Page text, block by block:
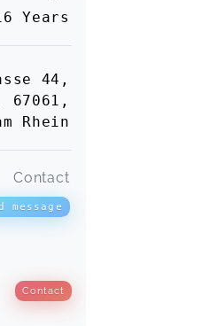
Years
44,
67061,
Rhein
Contact
message
Contact